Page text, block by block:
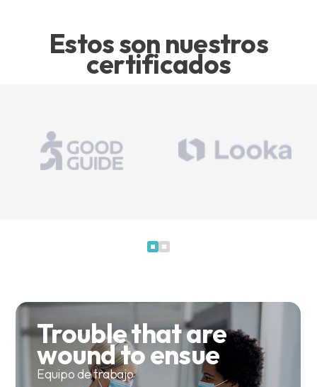
Estos son nuestros
certificados
Trouble that are
wound to ensue
Equipo de trabajo